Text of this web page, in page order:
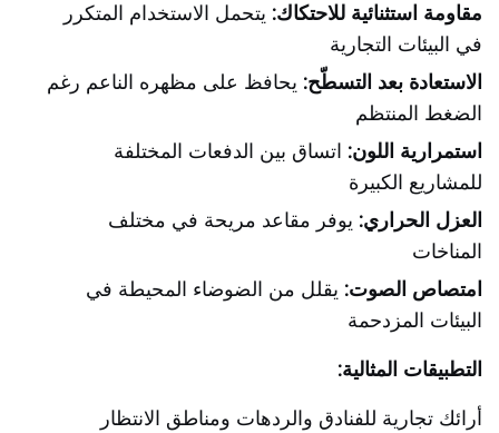
مقاومة استثنائية للاحتكاك: يتحمل الاستخدام المتكرر
في البيئات التجارية
الاستعادة بعد التسطّح: يحافظ على مظهره الناعم رغم
الضغط المنتظم
استمرارية اللون: اتساق بين الدفعات المختلفة
للمشاريع الكبيرة
العزل الحراري: يوفر مقاعد مريحة في مختلف
المناخات
امتصاص الصوت: يقلل من الضوضاء المحيطة في
البيئات المزدحمة
التطبيقات المثالية:
أرائك تجارية للفنادق والردهات ومناطق الانتظار